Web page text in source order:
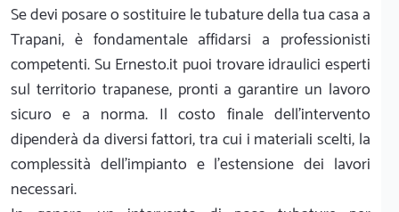
Se devi posare o sostituire le tubature della tua casa a
Trapani, è fondamentale affidarsi a professionisti
competenti. Su Ernesto.it puoi trovare idraulici esperti
sul territorio trapanese, pronti a garantire un lavoro
sicuro e a norma. Il costo finale dell'intervento
dipenderà da diversi fattori, tra cui i materiali scelti, la
complessità dell'impianto e l'estensione dei lavori
necessari.